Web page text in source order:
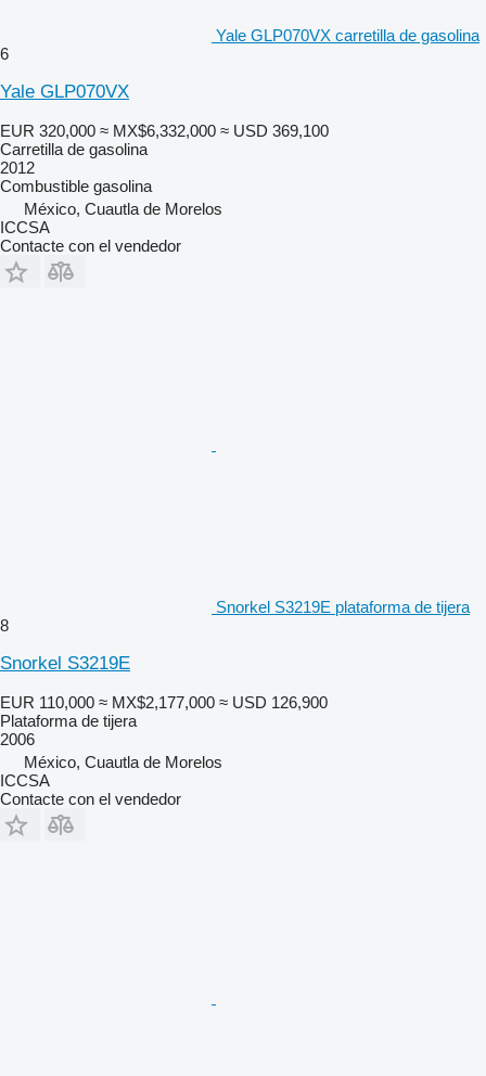
Yale GLP070VX carretilla de gasolina
6
Yale GLP070VX
EUR 320,000 ≈ MX$6,332,000 ≈ USD 369,100
Carretilla de gasolina
2012
Combustible gasolina
México, Cuautla de Morelos
ICCSA
Contacte con el vendedor
Snorkel S3219E plataforma de tijera
8
Snorkel S3219E
EUR 110,000 ≈ MX$2,177,000 ≈ USD 126,900
Plataforma de tijera
2006
México, Cuautla de Morelos
ICCSA
Contacte con el vendedor